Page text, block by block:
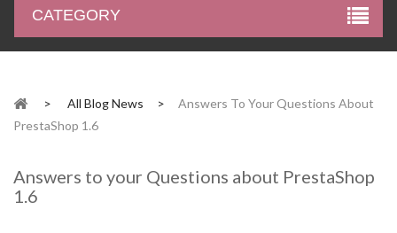
CATEGORY
> All Blog News >
Answers To Your Questions About
PrestaShop 1.6
Answers to your Questions about PrestaShop
1.6